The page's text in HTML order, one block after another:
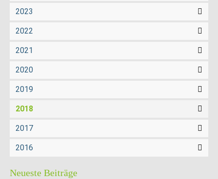
2023
2022
2021
2020
2019
2018
2017
2016
Neueste Beiträge